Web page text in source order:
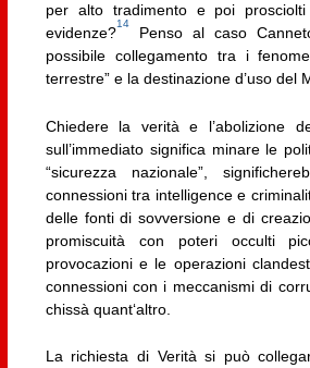
per alto tradimento e poi
evidenze?
14
Penso al caso
possibile collegamento tra i
terrestre” e la destinazione d’uso del
Chiedere la verità e l’abolizione
sull’immediato significa minare le
“sicurezza nazionale”,
connessioni tra intelligence e
delle fonti di sovversione e di
promiscuità con poteri occulti
provocazioni e le operazioni
connessioni con i meccanismi di
chissà quant‘altro.
La richiesta di Verità si può